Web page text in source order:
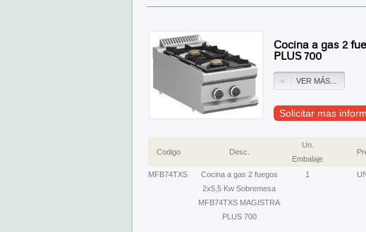
Cocina a gas 2
PLUS 700
VER MÁS...
Solicitar mas
Codigo Desc.
Un.
Embalaje
MFB74TXS
Cocina a gas 2 fuegos
2x5,5 Kw Sobremesa
MFB74TXS MAGISTRA
PLUS 700
1